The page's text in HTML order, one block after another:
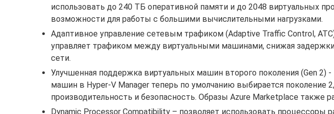
использовать до 240 ТБ оперативной памяти и до 2048 виртуальных
возможности для работы с большими вычислительными нагрузками.
Адаптивное управление сетевым трафиком (Adaptive Traffic Control,
управляет трафиком между виртуальными машинами, снижая
сети.
Улучшенная поддержка виртуальных машин второго поколения (Gen 2)
машин в Hyper-V Manager теперь по умолчанию выбирается поколение
производительность и безопасность. Образы Azure Marketplace также
Dynamic Processor Compatibility – позволяет использовать процессоры